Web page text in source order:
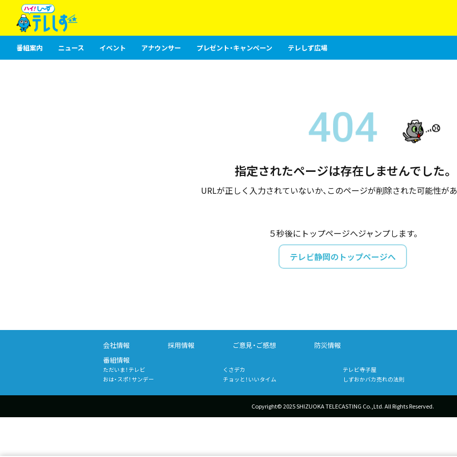
番組案内 ニュース イベント アナウンサー プレゼント・キャンペーン テレしず広場
指定されたページは存在しませんでした。
URLが正しく入力されていないか、このページが削除された可能性があ
５秒後にトップページへジャンプします。
テレビ静岡のトップページへ
会社情報 採用情報 ご意見・ご感想
防災情報
番組情報
ただいま！テレビ くさデカ テレビ寺子屋
おは・スポ！サンデー
チョッと！いいタイム しずおかバカ売れの法則
Copyright© 2025 SHIZUOKA TELECASTING Co.,Ltd.All Rights Reserved.